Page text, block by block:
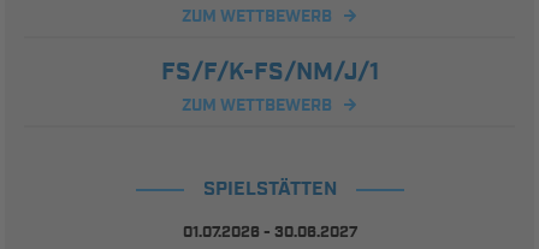
ZUM WETTBEWERB
FS/F/K-FS/NM/J/1
ZUM WETTBEWERB
SPIELSTÄTTEN
01.07.2026 - 30.06.2027